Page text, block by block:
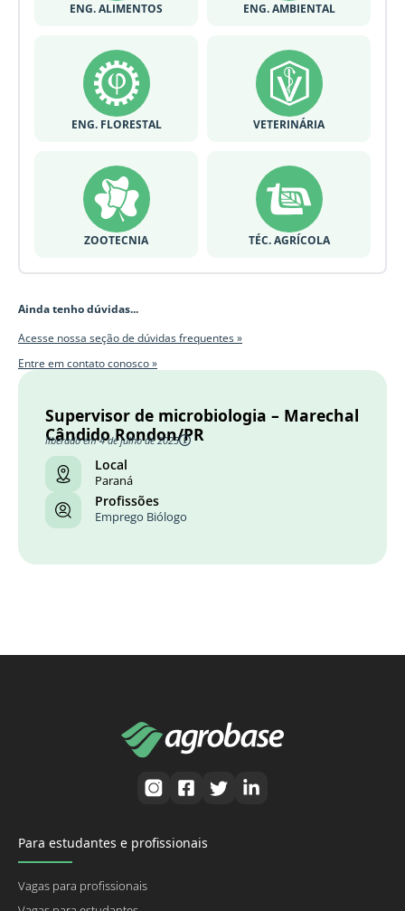
ENG. ALIMENTOS ENG. AMBIENTAL
ENG. FLORESTAL VETERINÁRIA
ZOOTECNIA TÉC. AGRÍCOLA
Ainda tenho dúvidas...
Acesse nossa seção de dúvidas frequentes »
Entre em contato conosco »
Supervisor de microbiologia – Marechal
Cândido Rondon/PR
liberado em 4 de julho de 2025
Local
Paraná
Profissões
Emprego Biólogo
Para estudantes e profissionais
Vagas para profissionais